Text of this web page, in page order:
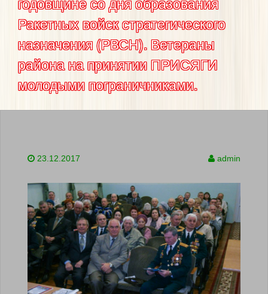
Ракетных войск стратегического
назначения (РВСН). Ветераны
района на принятии ПРИСЯГИ
молодыми пограничниками.
23.12.2017 admin